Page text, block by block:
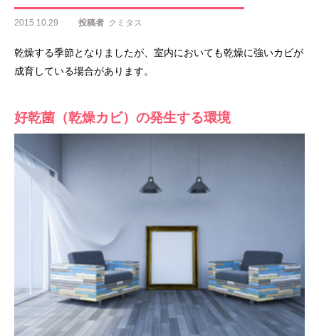
2015.10.29 投稿者 クミタス
乾燥する季節となりましたが、室内においても乾燥に強いカビが
成育している場合があります。
好乾菌（乾燥カビ）の発生する環境